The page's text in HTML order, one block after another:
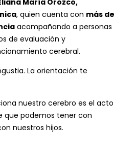
, quien cuenta con más de
acompañando a personas
de evaluación y
cerebral.
La orientación te
nuestro cerebro es el acto
que podemos tener con
nuestros hijos.